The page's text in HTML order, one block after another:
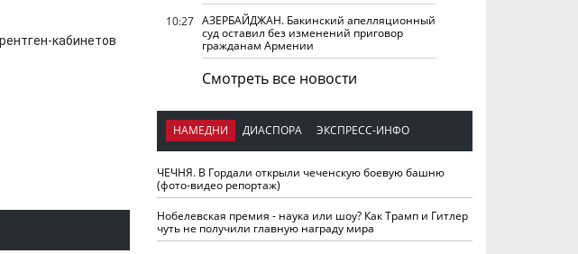
кабинетов
10:27 АЗЕРБАЙДЖАН. Бакинский апелляционный
суд оставил без изменений приговор
гражданам Армении
Смотреть все новости
НАМЕДНИ ДИАСПОРА ЭКСПРЕСС-ИНФО
ЧЕЧНЯ. В Гордали открыли чеченскую боевую башню
(фото-видео репортаж)
Нобелевская премия - наука или шоу? Как Трамп и Гитлер
чуть не получили главную награду мира